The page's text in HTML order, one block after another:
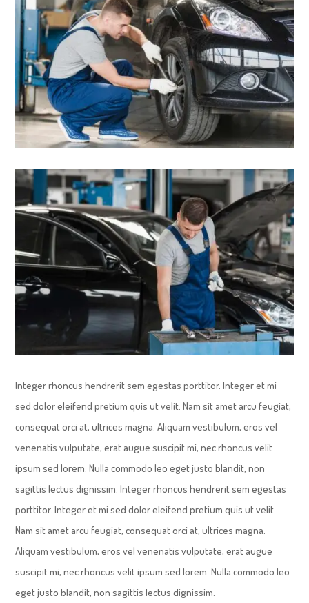
Integer rhoncus hendrerit sem egestas porttitor. Integer et mi
sed dolor eleifend pretium quis ut velit. Nam sit amet arcu feugiat,
consequat orci at, ultrices magna. Aliquam vestibulum, eros vel
venenatis vulputate, erat augue suscipit mi, nec rhoncus velit
ipsum sed lorem. Nulla commodo leo eget justo blandit, non
sagittis lectus dignissim. Integer rhoncus hendrerit sem egestas
porttitor. Integer et mi sed dolor eleifend pretium quis ut velit.
Nam sit amet arcu feugiat, consequat orci at, ultrices magna.
Aliquam vestibulum, eros vel venenatis vulputate, erat augue
suscipit mi, nec rhoncus velit ipsum sed lorem. Nulla commodo leo
eget justo blandit, non sagittis lectus dignissim.